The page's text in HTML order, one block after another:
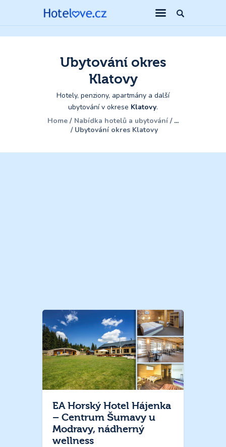
Ubytování okres
Klatovy
Hotely, penziony, apartmány a další
ubytování v okrese Klatovy.
Home
Nabídka hotelů a ubytování
...
Ubytování okres Klatovy
EA Horský Hotel Hájenka
– Centrum Šumavy u
Modravy, nádherný
wellness